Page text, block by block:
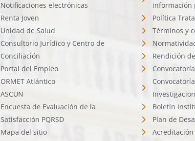
Notificaciones electrónicas
Renta Joven
Unidad de Salud
Consultorio Jurídico y Centro de
Conciliación
Portal del Empleo
ORMET Atlántico
ASCUN
Encuesta de Evaluación de la
Satisfacción PQRSD
Mapa del sitio
información
Política
Términos y
Rendición
Boletín
Plan de
Acreditación